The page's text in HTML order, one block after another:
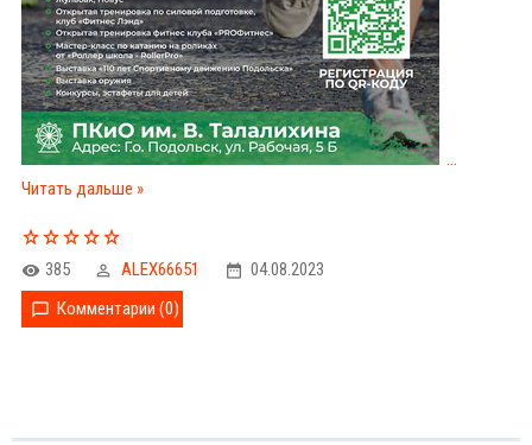
...
Читать дальше »
385 ALEX66651
04.08.2023
Комментарии (0)